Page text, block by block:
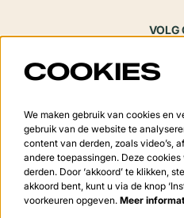
VOLG
Meld je aan voor
COOKIES
We maken gebruik van cookies en
gebruik van de website te
content van derden, zoals video’s,
andere toepassingen. Deze
derden. Door ‘akkoord’ te klikken,
akkoord bent, kunt u via de knop
voorkeuren opgeven. Meer